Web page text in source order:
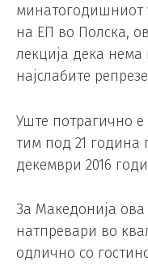
минатогодишниот
на ЕП во Полска,
лекција дека
најслабите
Уште потрагично
тим под 21
декември 2016
За Македонија
натпревари во
одлично со